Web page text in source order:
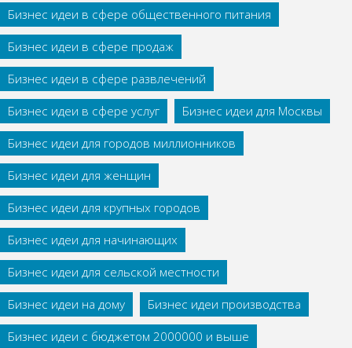
Бизнес идеи в сфере общественного питания
Бизнес идеи в сфере продаж
Бизнес идеи в сфере развлечений
Бизнес идеи в сфере услуг
Бизнес идеи для Москвы
Бизнес идеи для городов миллионников
Бизнес идеи для женщин
Бизнес идеи для крупных городов
Бизнес идеи для начинающих
Бизнес идеи для сельской местности
Бизнес идеи на дому
Бизнес идеи производства
Бизнес идеи с бюджетом 2000000 и выше